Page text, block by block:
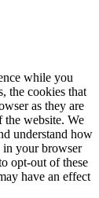
while you
the cookies that
as they are
website. We
understand how
in your browser
opt-out of these
have an effect